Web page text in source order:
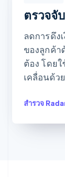
ตรงกับกฎการ
ตรงกับกฎการต
ตรวจจั
ลดการดึง
ของลูกค้า
ต้อง โดย
เคลื่อนด้ว
สำรวจ